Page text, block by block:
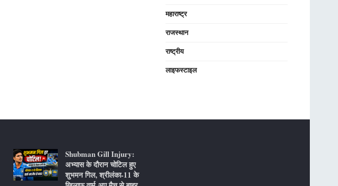
महाराष्ट्र
राजस्थान
राष्ट्रीय
लाइफस्टाइल
Shubman Gill Injury:
अभ्यास के दौरान चोटिल हुए
शुभमन गिल, श्रीलंका-11 के